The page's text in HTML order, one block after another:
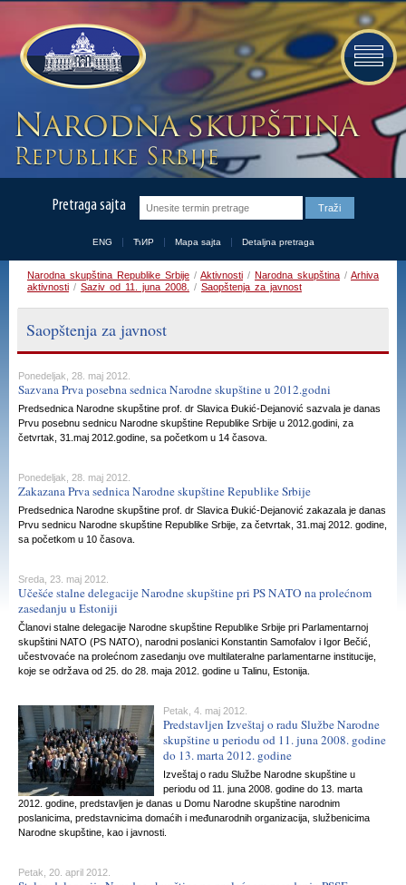
Pretraga sajta
ENG ЋИР Mapa sajta Detaljna pretraga
Narodna skupština Republike Srbije / Aktivnosti / Narodna skupština / Arhiva
aktivnosti / Saziv od 11. juna 2008. / Saopštenja za javnost
Saopštenja za javnost
Ponedeljak, 28. maj 2012.
Sazvana Prva posebna sednica Narodne skupštine u 2012.godni
Predsednica Narodne skupštine prof. dr Slavica Đukić-Dejanović sazvala je danas
Prvu posebnu sednicu Narodne skupštine Republike Srbije u 2012.godini, za
četvrtak, 31.maj 2012.godine, sa početkom u 14 časova.
Ponedeljak, 28. maj 2012.
Zakazana Prva sednica Narodne skupštine Republike Srbije
Predsednica Narodne skupštine prof. dr Slavica Đukić-Dejanović zakazala je danas
Prvu sednicu Narodne skupštine Republike Srbije, za četvrtak, 31.maj 2012. godine,
sa početkom u 10 časova.
Sreda, 23. maj 2012.
Učešće stalne delegacije Narodne skupštine pri PS NATO na prolećnom
zasedanju u Estoniji
Članovi stalne delegacije Narodne skupštine Republike Srbije pri Parlamentarnoj
skupštini NATO (PS NATO), narodni poslanici Konstantin Samofalov i Igor Bečić,
učestvovaće na prolećnom zasedanju ove multilateralne parlamentarne institucije,
koje se održava od 25. do 28. maja 2012. godine u Talinu, Estonija.
Petak, 4. maj 2012.
Predstavljen Izveštaj o radu Službe Narodne
skupštine u periodu od 11. juna 2008. godine
do 13. marta 2012. godine
Izveštaj o radu Službe Narodne skupštine u
periodu od 11. juna 2008. godine do 13. marta
2012. godine, predstavljen je danas u Domu Narodne skupštine narodnim
poslanicima, predstavnicima domaćih i međunarodnih organizacija, službenicima
Narodne skupštine, kao i javnosti.
Petak, 20. april 2012.